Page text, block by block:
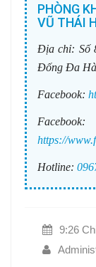
PHÒNG
VŨ THÁI
Địa chỉ: Số
Đống Đa
Facebook:
Facebook:
https://
Hotline:
9:26